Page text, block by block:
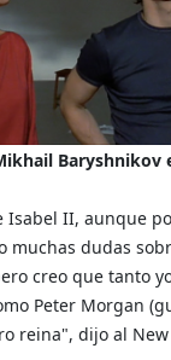
Baryshnikov
Isabel II, aunque
muchas dudas
creo que tanto
Peter Morgan
reina", dijo al New